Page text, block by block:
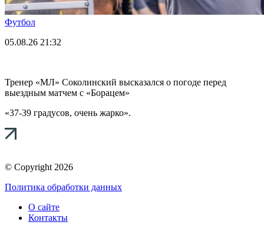
Футбол
05.08.26 21:32
Тренер «МЛ» Соколинский высказался о погоде перед
выездным матчем с «Борацем»
«37-39 градусов, очень жарко».
© Copyright 2026
Политика обработки данных
О сайте
Контакты